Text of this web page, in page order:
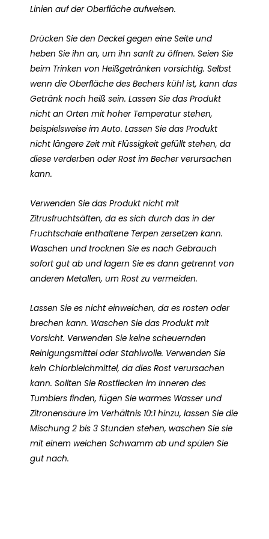
Linien auf der Oberfläche aufweisen.
Drücken Sie den Deckel gegen eine Seite und
heben Sie ihn an, um ihn sanft zu öffnen. Seien Sie
beim Trinken von Heißgetränken vorsichtig. Selbst
wenn die Oberfläche des Bechers kühl ist, kann das
Getränk noch heiß sein. Lassen Sie das Produkt
nicht an Orten mit hoher Temperatur stehen,
beispielsweise im Auto. Lassen Sie das Produkt
nicht längere Zeit mit Flüssigkeit gefüllt stehen, da
diese verderben oder Rost im Becher verursachen
kann.
Verwenden Sie das Produkt nicht mit
Zitrusfruchtsäften, da es sich durch das in der
Fruchtschale enthaltene Terpen zersetzen kann.
Waschen und trocknen Sie es nach Gebrauch
sofort gut ab und lagern Sie es dann getrennt von
anderen Metallen, um Rost zu vermeiden.
Lassen Sie es nicht einweichen, da es rosten oder
brechen kann. Waschen Sie das Produkt mit
Vorsicht. Verwenden Sie keine scheuernden
Reinigungsmittel oder Stahlwolle. Verwenden Sie
kein Chlorbleichmittel, da dies Rost verursachen
kann. Sollten Sie Rostflecken im Inneren des
Tumblers finden, fügen Sie warmes Wasser und
Zitronensäure im Verhältnis 10:1 hinzu, lassen Sie die
Mischung 2 bis 3 Stunden stehen, waschen Sie sie
mit einem weichen Schwamm ab und spülen Sie
gut nach.